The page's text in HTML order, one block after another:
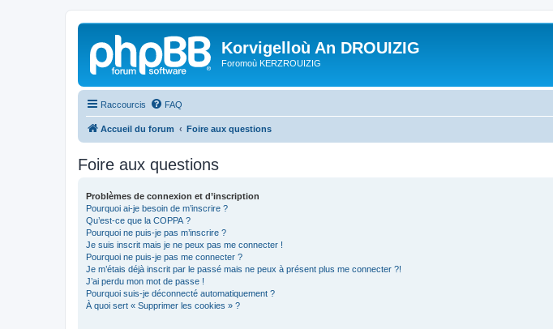
Korvigelloù An DROUIZIG
Foromoù KERZROUIZIG
Raccourcis FAQ
Accueil du forum Foire aux questions
Foire aux questions
Problèmes de connexion et d’inscription
Pourquoi ai-je besoin de m’inscrire ?
Qu’est-ce que la COPPA ?
Pourquoi ne puis-je pas m’inscrire ?
Je suis inscrit mais je ne peux pas me connecter !
Pourquoi ne puis-je pas me connecter ?
Je m’étais déjà inscrit par le passé mais ne peux à présent plus me connecter ?!
J’ai perdu mon mot de passe !
Pourquoi suis-je déconnecté automatiquement ?
À quoi sert « Supprimer les cookies » ?